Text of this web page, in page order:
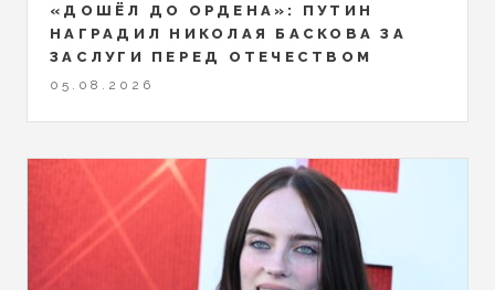
«ДОШЁЛ ДО ОРДЕНА»: ПУТИН
НАГРАДИЛ НИКОЛАЯ БАСКОВА ЗА
ЗАСЛУГИ ПЕРЕД ОТЕЧЕСТВОМ
05.08.2026